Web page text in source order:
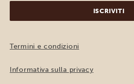
Termini e condizioni
Informativa sulla privacy